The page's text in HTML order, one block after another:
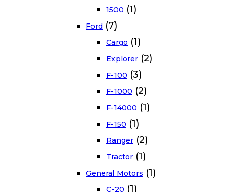
1500 (1)
Ford (7)
Cargo (1)
Explorer (2)
F-100 (3)
F-1000 (2)
F-14000 (1)
F-150 (1)
Ranger (2)
Tractor (1)
General Motors (1)
C-20 (1)